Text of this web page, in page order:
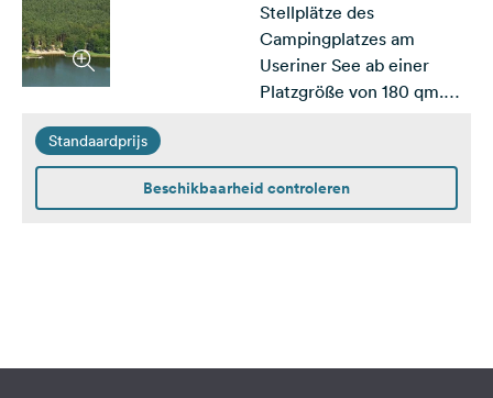
Stellplätze des
Campingplatzes am
Useriner See ab einer
Platzgröße von 180 qm.
Standaardprijs
Beschikbaarheid controleren